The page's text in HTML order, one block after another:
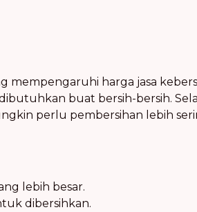
harga jasa
buat bersih-bersih.
perlu pembersihan lebih
lebih besar.
dibersihkan.